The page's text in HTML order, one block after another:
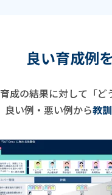
良い育成例を
育成の結果に対して「
良い例・悪い例から教